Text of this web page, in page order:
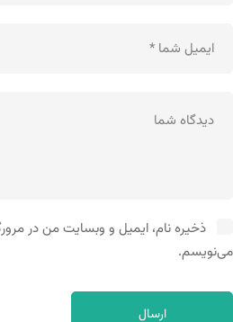
ذخیره نام، ایمیل و وبسایت من در
می‌نویسم.